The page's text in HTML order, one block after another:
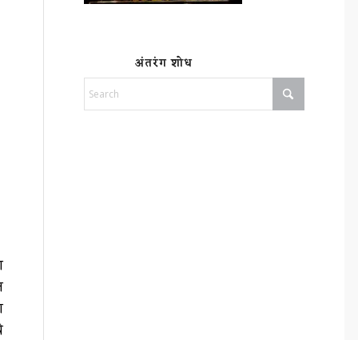
अंतरंग शोध